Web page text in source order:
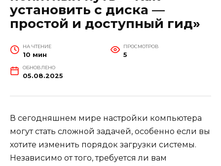
установить с диска —
простой и доступный гид»
НА ЧТЕНИЕ
10 мин
ПРОСМОТРОВ
5
ОБНОВЛЕНО
05.08.2025
В сегодняшнем мире настройки компьютера
могут стать сложной задачей, особенно если вы
хотите изменить порядок загрузки системы.
Независимо от того, требуется ли вам